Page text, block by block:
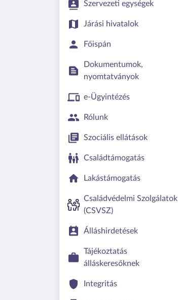
Szervezeti egységek
Járási hivatalok
Főispán
Dokumentumok,
nyomtatványok
e-Ügyintézés
Rólunk
Szociális ellátások
Családtámogatás
Lakástámogatás
Családvédelmi Szolgálatok
(CSVSZ)
Álláshirdetések
Tájékoztatás
álláskeresőknek
Integritás